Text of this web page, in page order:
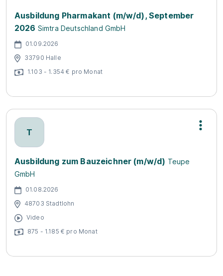
Ausbildung Pharmakant (m/w/d), September
2026 Simtra Deutschland GmbH
01.09.2026
33790 Halle
1.103 - 1.354 € pro Monat
T
Ausbildung zum Bauzeichner (m/w/d) Teupe
GmbH
01.08.2026
48703 Stadtlohn
Video
875 - 1.185 € pro Monat